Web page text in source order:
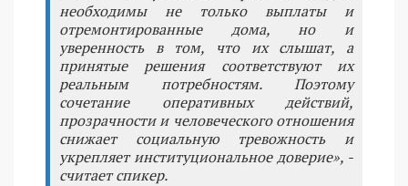
необходимы не только выплаты и
отремонтированные дома, но и
уверенность в том, что их слышат, а
принятые решения соответствуют их
реальным потребностям. Поэтому
сочетание оперативных действий,
прозрачности и человеческого отношения
снижает социальную тревожность и
укрепляет институциональное доверие», -
считает спикер.